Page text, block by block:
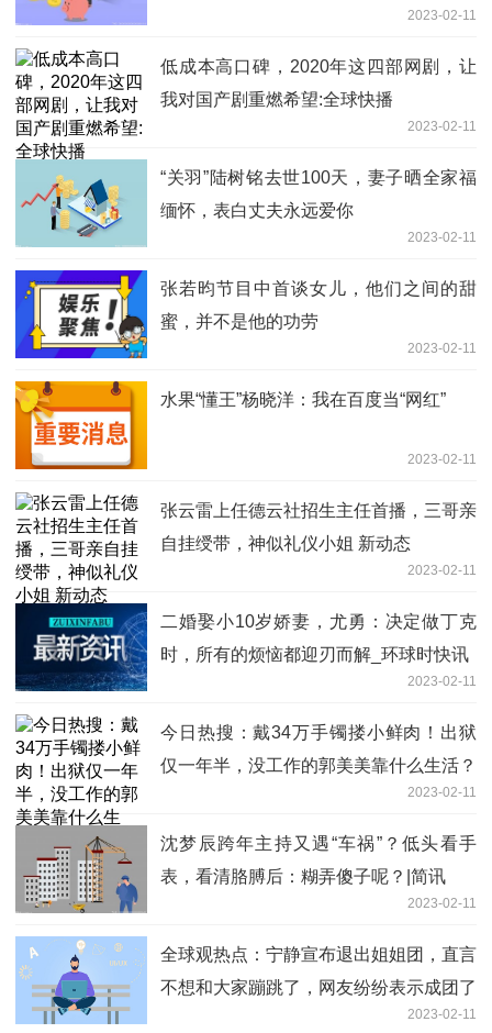
2023-02-11
低成本高口碑，2020年这四部网剧，让
我对国产剧重燃希望:全球快播
2023-02-11
“关羽”陆树铭去世100天，妻子晒全家福
缅怀，表白丈夫永远爱你
2023-02-11
张若昀节目中首谈女儿，他们之间的甜
蜜，并不是他的功劳
2023-02-11
水果“懂王”杨晓洋：我在百度当“网红”
2023-02-11
张云雷上任德云社招生主任首播，三哥亲
自挂绶带，神似礼仪小姐 新动态
2023-02-11
二婚娶小10岁娇妻，尤勇：决定做丁克
时，所有的烦恼都迎刃而解_环球时快讯
2023-02-11
今日热搜：戴34万手镯搂小鲜肉！出狱
仅一年半，没工作的郭美美靠什么生活？
2023-02-11
沈梦辰跨年主持又遇“车祸”？低头看手
表，看清胳膊后：糊弄傻子呢？|简讯
2023-02-11
全球观热点：宁静宣布退出姐姐团，直言
不想和大家蹦跳了，网友纷纷表示成团了
2023-02-11